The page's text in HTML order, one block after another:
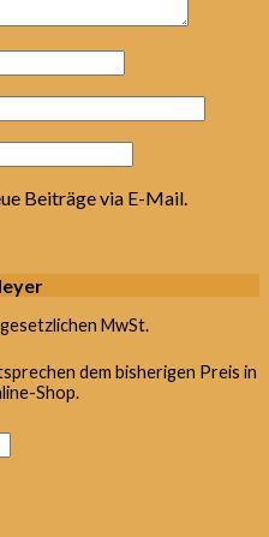
Beiträge via E-Mail.
MwSt.
dem bisherigen Preis in
Shop.